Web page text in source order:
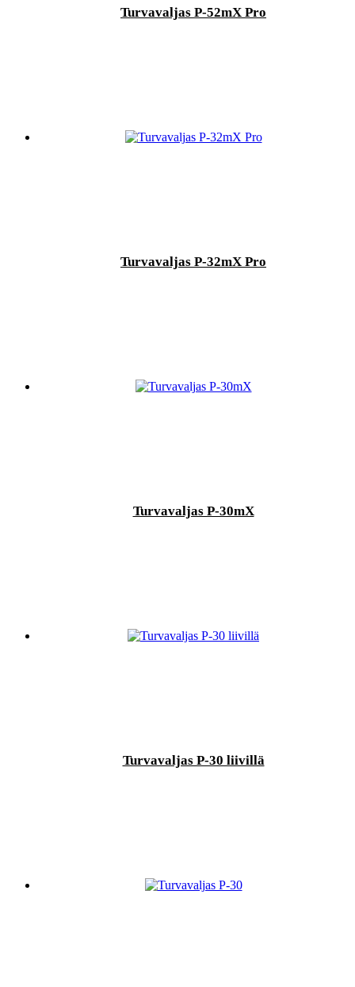
Turvavaljas P-52mX Pro
Turvavaljas P-32mX Pro
Turvavaljas P-30mX
Turvavaljas P-30 liivillä